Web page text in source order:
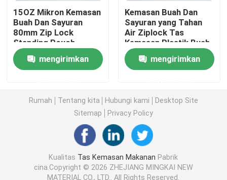
kantong berdiri
Film Kemasan Makanan
Film Termoforming
Film Penutup yang Dicetak
Film Kemasan Plastik
15OZ Mikron Kemasan
Buah Dan Sayuran
80mm Zip Lock
Standing Pouch
mengirimkan
Kemasan Buah Dan
Sayuran yang Tahan
Air Ziplock Tas
Kemasan Plastik Buah
Kering
mengirimkan
Rumah Tentang kita Hubungi kami
Desktop Site
Sitemap
Privacy Policy
Kualitas Tas Kemasan Makanan Pabrik
cina.Copyright © 2026 ZHEJIANG MINGKAI NEW
MATERIAL CO., LTD.. All Rights Reserved.